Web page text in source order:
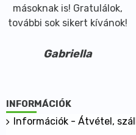
másoknak is! Gratulálok,
további sok sikert kívánok!
Gabriella
INFORMÁCIÓK
Információk - Átvétel,